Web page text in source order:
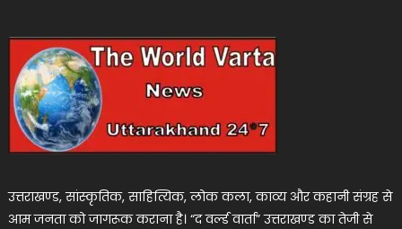
उत्तराखण्ड, सांस्कृतिक, साहित्यिक, लोक कला, काव्य और कहानी संग्रह से
आम जनता को जागरूक कराना है। “द वर्ल्ड वार्ता” उत्तराखण्ड का तेजी से